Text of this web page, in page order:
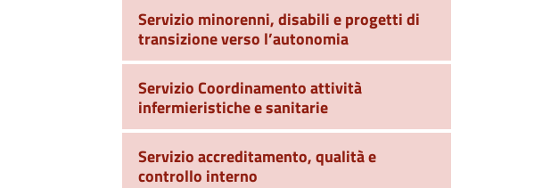
Servizio minorenni, disabili e progetti di
transizione verso l’autonomia
Servizio Coordinamento attività
infermieristiche e sanitarie
Servizio accreditamento, qualità e
controllo interno